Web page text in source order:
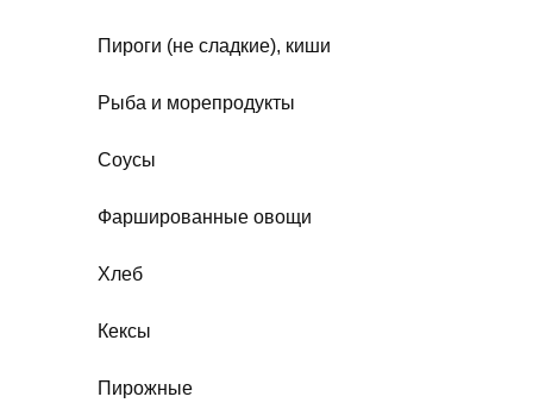
Пироги (не сладкие), киши
Рыба и морепродукты
Соусы
Фаршированные овощи
Хлеб
Кексы
Пирожные